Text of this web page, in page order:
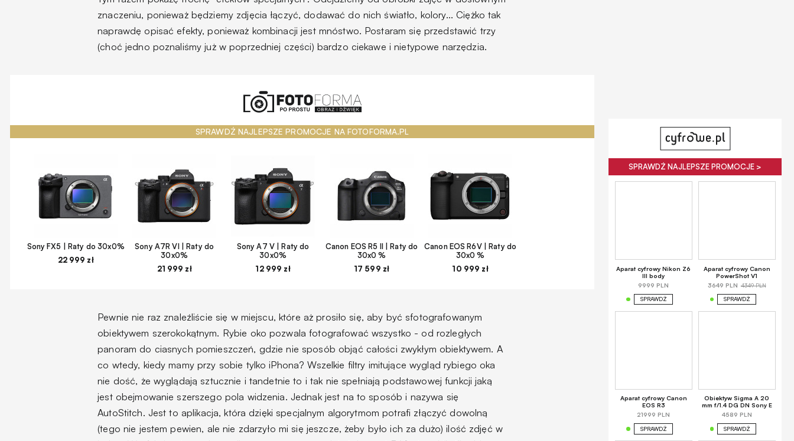
znaczeniu, ponieważ będziemy zdjęcia łączyć, dodawać do nich światło, kolory... Ciężko tak
naprawdę opisać efekty, ponieważ kombinacji jest mnóstwo. Postaram się przedstawić trzy
(choć jedno poznaliśmy już w poprzedniej części) bardzo ciekawe i nietypowe narzędzia.
SPRAWDŹ NAJLEPSZE PROMOCJE NA FOTOFORMA.PL
Sony FX5 | Raty do 30x0%
22 999 zł
Sony A7R VI | Raty do
30x0%
21 999 zł
Sony A7 V | Raty do
30x0%
12 999 zł
Canon EOS R5 II | Raty do
30x0 %
17 599 zł
Canon EOS R6V | Raty do
30x0 %
10 999 zł
Pewnie nie raz znaleźliście się w miejscu, które aż prosiło się, aby być sfotografowanym
obiektywem szerokokątnym. Rybie oko pozwala fotografować wszystko - od rozległych
panoram do ciasnych pomieszczeń, gdzie nie sposób objąć całości zwykłym obiektywem. A
co wtedy, kiedy mamy przy sobie tylko iPhona? Wszelkie filtry imitujące wygląd rybiego oka
nie dość, że wyglądają sztucznie i tandetnie to i tak nie spełniają podstawowej funkcji jaką
jest obejmowanie szerszego pola widzenia. Jednak jest na to sposób i nazywa się
AutoStitch. Jest to aplikacja, która dzięki specjalnym algorytmom potrafi złączyć dowolną
(tego nie jestem pewien, ale nie zdarzyło mi się jeszcze, żeby było ich za dużo) ilość zdjęć w
SPRAWDŹ NAJLEPSZE PROMOCJE >
Aparat cyfrowy Nikon Z6
III body
9999 PLN
SPRAWDŹ
Aparat cyfrowy Canon
PowerShot V1
3649 PLN 4349 PLN
SPRAWDŹ
Aparat cyfrowy Canon
EOS R3
21999 PLN
SPRAWDŹ
Obiektyw Sigma A 20
mm f/1.4 DG DN Sony E
4589 PLN
SPRAWDŹ